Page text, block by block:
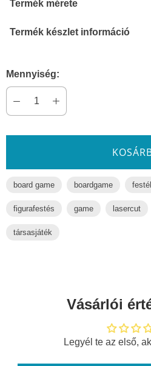
Termék mérete
Termék készlet információ
Mennyiség:
board game boardgame
figurafestés game lasercut
társasjáték
Vásárlói
Legyél te az első,